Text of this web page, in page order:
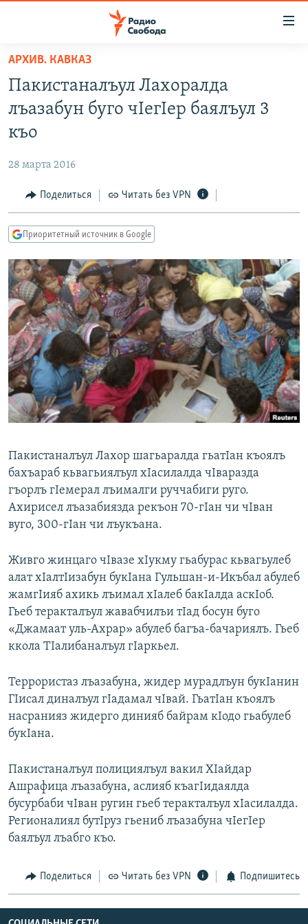
упрощенного
доступа
Вернуться
основному
Вернутся
Вернутся
поиску
ПОДКАСТЫ
АВТОРСКИЕ ПРОЕКТЫ
МНЕНИЯ
КУЛЬТУРА
КАВКАЗ.РЕАЛИИ
СЕВЕР.РЕАЛИИ
СИБИРЬ.РЕАЛИИ
РАСПИСАНИЕ ВЕЩАНИЯ
ПОДПИШИТЕСЬ НА РАССЫЛКУ
СОЦИАЛЬНЫЕ СЕТИ
Все сайты РСЕ/РС
АРХИВ. КАВКАЗ
Пакистаналъул Лахоралда
лъазабун буго чIегIер баялъул 3
къо
28 марта 2016
Поделиться Читать без VPN
Приоритетный источник в Google
Пакистаналъул Лахор шагьаралда гьатIан къоялъ
бахъараб кьвагьиялъул хIасилалда чIваразда
гъорлъ гIемерал лъималги руччабиги руго.
Ахирисел лъазабиязда рекъон 70-гIан чи чIван
вуго, 300-гIан чи лъукъана.
Живго жинцаго чIвазе хIукму гьабурас кьвагьулеб
алат хIалтIизабун букIана Гульшан-и-Икъбал абулеб
жамгIияб ахикь лъимал хIалеб бакIалда аскIоб.
Гьеб теракталъул жавабчилъи тIад босун буго
«Джамаат уль-Ахрар» абулеб багъа-бачариялъ. Гьеб
ккола ТIалибаналъул гIаркьел.
Террористаз лъазабуна, жидер мурадлъун букIанин
ГIисал диналъул гIадамал чIвай. ГьатIан къоялъ
насранияз жидерго динияб байрам кIодо гьабулеб
букIана.
Пакистаналъул полициялъул вакил ХIайдар
Ашрафица лъазабуна, аслияб къагIидаялда
бусурбаби чIван ругин гьеб теракталъул хIасилалда.
Регионалиял бутIруз гьениб лъазабуна чIегIер
баялъул лъабго къо.
Поделиться Читать без VPN Подпишитесь